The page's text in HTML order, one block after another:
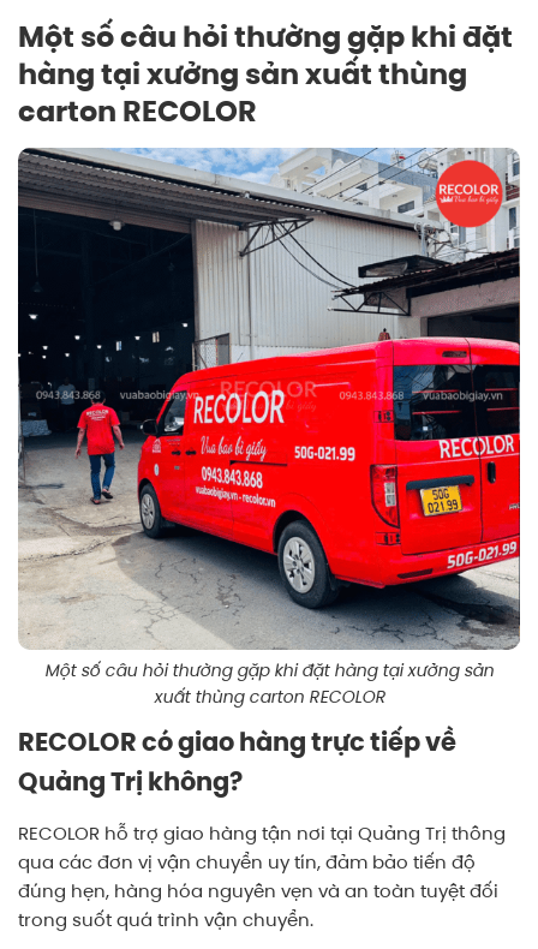
Một số câu hỏi thường gặp khi đặt
hàng tại xưởng sản xuất thùng
carton RECOLOR
Một số câu hỏi thường gặp khi đặt hàng tại xưởng sản
xuất thùng carton RECOLOR
RECOLOR có giao hàng trực tiếp về
Quảng Trị không?
RECOLOR hỗ trợ giao hàng tận nơi tại Quảng Trị thông
qua các đơn vị vận chuyển uy tín, đảm bảo tiến độ
đúng hẹn, hàng hóa nguyên vẹn và an toàn tuyệt đối
trong suốt quá trình vận chuyển.